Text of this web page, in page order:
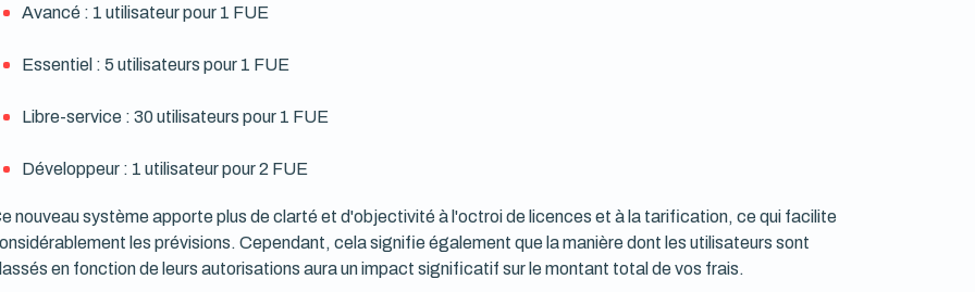
Avancé : 1 utilisateur pour 1 FUE
Essentiel : 5 utilisateurs pour 1 FUE
Libre-service : 30 utilisateurs pour 1 FUE
Développeur : 1 utilisateur pour 2 FUE
nouveau système apporte plus de clarté et d'objectivité à l'octroi de licences et à la tarification, ce qui facilite
les prévisions. Cependant, cela signifie également que la manière dont les utilisateurs sont
en fonction de leurs autorisations aura un impact significatif sur le montant total de vos frais.